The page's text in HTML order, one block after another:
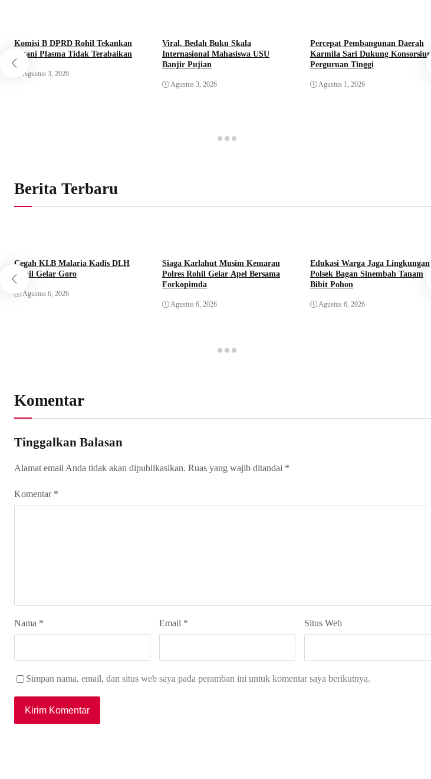
Komisi B DPRD Rohil Tekankan
Petani Plasma Tidak Terabaikan
Agustus 3, 2026
Viral, Bedah Buku Skala
Internasional Mahasiswa USU
Banjir Pujian
Agustus 3, 2026
Percepat Pembangunan Daerah
Karmila Sari Dukung Konsorsium
Perguruan Tinggi
Agustus 1, 2026
Berita Terbaru
Cegah KLB Malaria Kadis DLH
Rohil Gelar Goro
Agustus 6, 2026
Siaga Karlahut Musim Kemarau
Polres Rohil Gelar Apel Bersama
Forkopimda
Agustus 6, 2026
Edukasi Warga Jaga Lingkungan
Polsek Bagan Sinembah Tanam
Bibit Pohon
Agustus 6, 2026
Komentar
Tinggalkan Balasan
Alamat email Anda tidak akan dipublikasikan. Ruas yang wajib ditandai *
Komentar *
Nama * Email * Situs Web
Simpan nama, email, dan situs web saya pada peramban ini untuk komentar saya berikutnya.